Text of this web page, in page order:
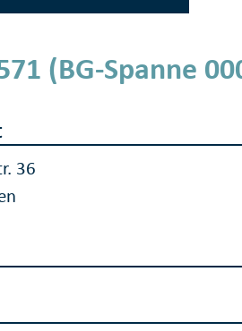
(BG-Spanne
36